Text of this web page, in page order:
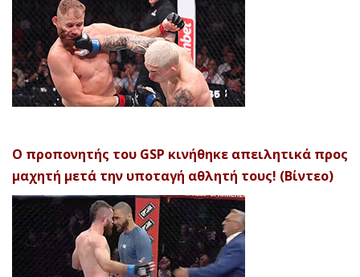
Ο προπονητής του GSP κινήθηκε απειλητικά προς
μαχητή μετά την υποταγή αθλητή τους! (Βίντεο)